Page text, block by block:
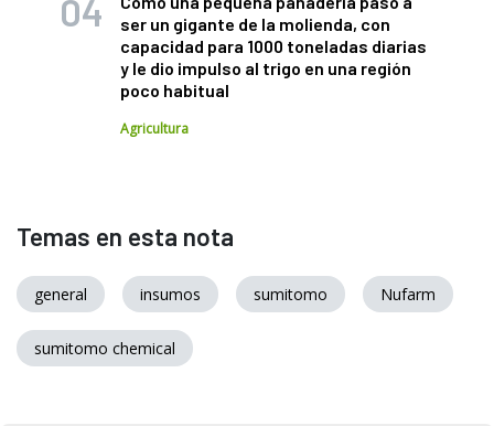
ser un gigante de la molienda, con
capacidad para 1000 toneladas diarias
y le dio impulso al trigo en una región
poco habitual
Agricultura
Temas en esta nota
general insumos sumitomo Nufarm
sumitomo chemical